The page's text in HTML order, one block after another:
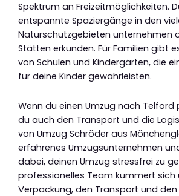
Spektrum an Freizeitmöglichkeiten.
entspannte Spaziergänge in den
Naturschutzgebieten unternehmen
Stätten erkunden. Für Familien gibt
von Schulen und Kindergärten, die
für deine Kinder gewährleisten.
Wenn du einen Umzug nach Telford
du auch den Transport und die
von Umzug Schröder aus
erfahrenes Umzugsunternehmen
dabei, deinen Umzug stressfrei zu
professionelles Team kümmert sich
Verpackung, den Transport und